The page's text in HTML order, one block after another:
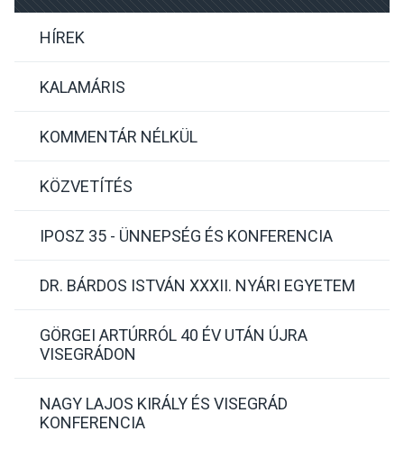
HÍREK
KALAMÁRIS
KOMMENTÁR NÉLKÜL
KÖZVETÍTÉS
IPOSZ 35 - ÜNNEPSÉG ÉS KONFERENCIA
DR. BÁRDOS ISTVÁN XXXII. NYÁRI EGYETEM
GÖRGEI ARTÚRRÓL 40 ÉV UTÁN ÚJRA
VISEGRÁDON
NAGY LAJOS KIRÁLY ÉS VISEGRÁD
KONFERENCIA